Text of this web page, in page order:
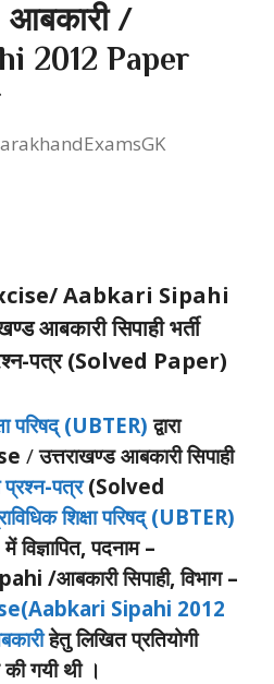
/
2012 Paper
Aabkari Sipahi
आबकारी सिपाही भर्ती
पत्र (Solved Paper)
परिषद् (UBTER) द्वारा
/उत्तराखण्ड आबकारी सिपाही
पत्र(Solved
शिक्षा परिषद् (UBTER)
विज्ञापित, पदनाम –
/आबकारी सिपाही, विभाग –
Sipahi 2012
हेतु लिखित प्रतियोगी
गयी थी ।